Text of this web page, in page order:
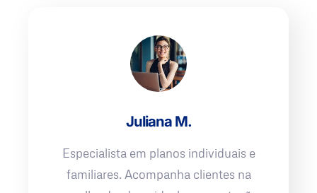
Juliana M.
Especialista em planos individuais e
familiares. Acompanha clientes na